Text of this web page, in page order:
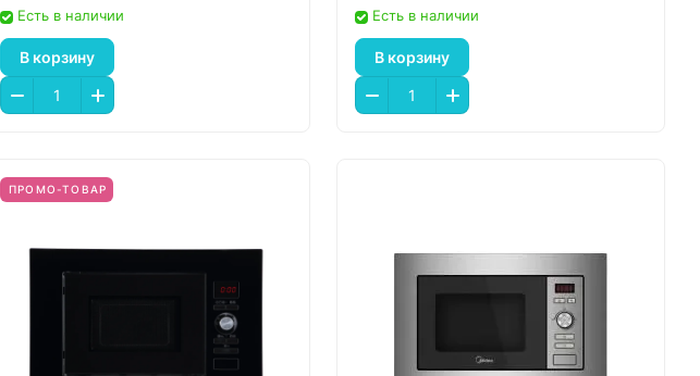
Есть в наличии
В корзину
Есть в наличии
В корзину
ПРОМО-ТОВАР